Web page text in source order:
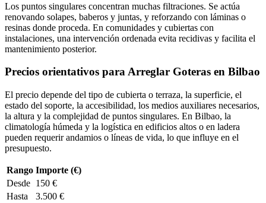
Los puntos singulares concentran muchas filtraciones. Se actúa
renovando solapes, baberos y juntas, y reforzando con láminas o
resinas donde proceda. En comunidades y cubiertas con
instalaciones, una intervención ordenada evita recidivas y facilita el
mantenimiento posterior.
Precios orientativos para Arreglar Goteras en Bilbao
El precio depende del tipo de cubierta o terraza, la superficie, el
estado del soporte, la accesibilidad, los medios auxiliares necesarios,
la altura y la complejidad de puntos singulares. En Bilbao, la
climatología húmeda y la logística en edificios altos o en ladera
pueden requerir andamios o líneas de vida, lo que influye en el
presupuesto.
Rango Importe (€)
Desde 150 €
Hasta
3.500 €